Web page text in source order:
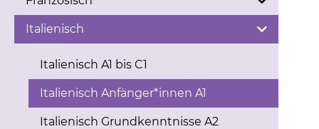
Italienisch
Italienisch A1 bis C1
Italienisch Anfänger*innen A1
Italienisch Grundkenntnisse A2